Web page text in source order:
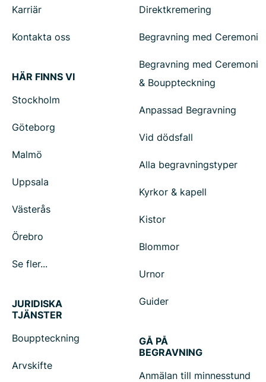
Karriär
Kontakta oss
HÄR FINNS VI
Stockholm
Göteborg
Malmö
Uppsala
Västerås
Örebro
Se fler...
Direktkremering
Begravning med Ceremoni
Begravning med Ceremoni
& Bouppteckning
Anpassad Begravning
Vid dödsfall
Alla begravningstyper
Kyrkor & kapell
Kistor
Blommor
Urnor
Guider
JURIDISKA
TJÄNSTER
Bouppteckning
Arvskifte
GÅ PÅ
BEGRAVNING
Anmälan till minnesstund